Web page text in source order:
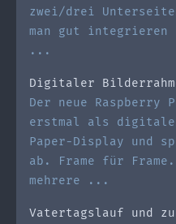
zwei/drei
man gut
...
Digitaler
Der neue
erstmal als
Paper-Display und
ab. Frame für
mehrere ...
Vatertagslauf und